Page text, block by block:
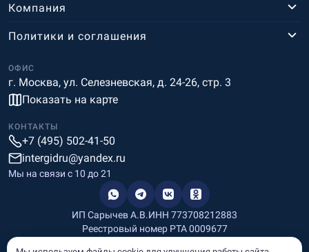
Компания
ОФИС
г. Москва, ул. Селезневская, д. 24-26, стр. 3
Показать на карте
Политики и соглашения
КОНТАКТЫ
+7 (495) 502-41-50
intergidru@yandex.ru
Мы на связи c 10 до 21
ИП Сарычев А.В.ИНН 773708212883
Реестровый номер РТА 0009677